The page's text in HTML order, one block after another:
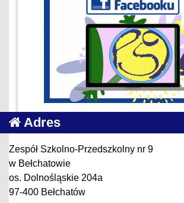
Adres
Zespół Szkolno-Przedszkolny nr 9
w Bełchatowie
os. Dolnośląskie 204a
97-400 Bełchatów